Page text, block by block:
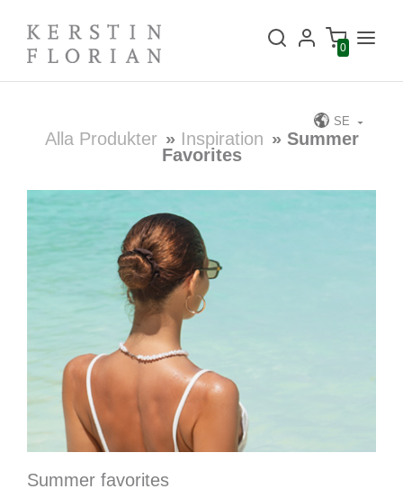
0
SE
Alla Produkter » Inspiration » Summer
Favorites
Summer favorites